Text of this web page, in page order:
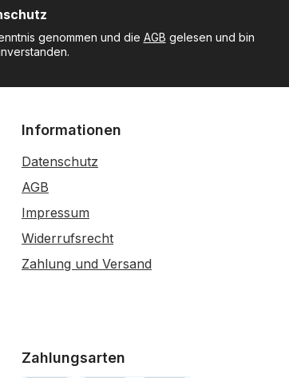
genommen und die AGB gelesen und bin
Informationen
Datenschutz
AGB
Impressum
Widerrufsrecht
Zahlung und Versand
Zahlungsarten